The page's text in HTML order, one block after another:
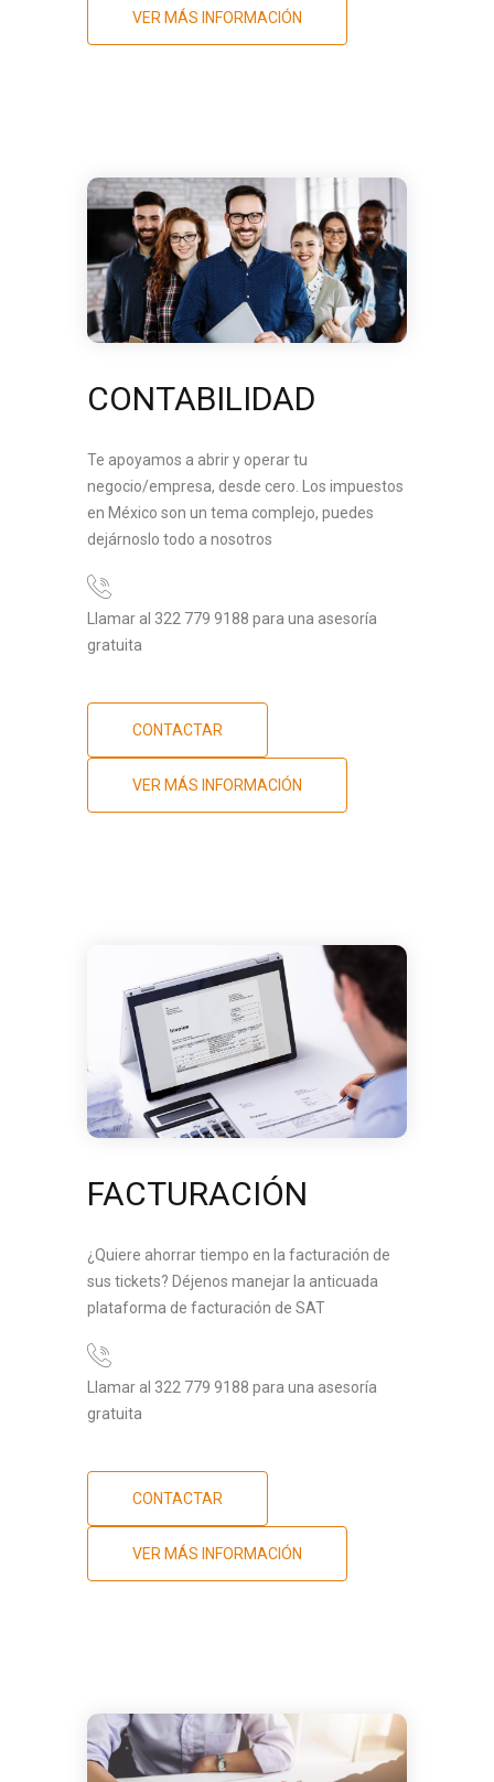
VER MÁS INFORMACIÓN
CONTABILIDAD
Te apoyamos a abrir y operar tu
negocio/empresa, desde cero. Los impuestos
en México son un tema complejo, puedes
dejárnoslo todo a nosotros
Llamar al 322 779 9188 para una asesoría
gratuita
CONTACTAR
VER MÁS INFORMACIÓN
FACTURACIÓN
¿Quiere ahorrar tiempo en la facturación de
sus tickets? Déjenos manejar la anticuada
plataforma de facturación de SAT
Llamar al 322 779 9188 para una asesoría
gratuita
CONTACTAR
VER MÁS INFORMACIÓN